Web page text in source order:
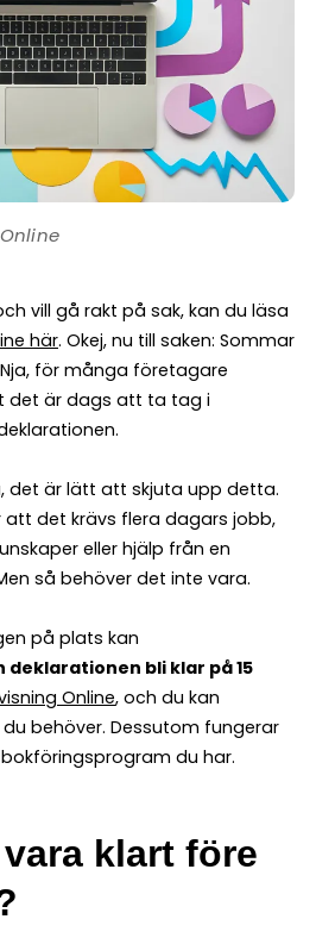
vill gå rakt på sak, kan du läsa
här. Okej, nu till saken: Sommar
för många företagare
det är dags att ta tag i
det är lätt att skjuta upp detta.
det krävs flera dagars jobb,
eller hjälp från en
så behöver det inte vara.
på plats kan
bli klar på 15
Online, och du kan
behöver. Dessutom fungerar
du har.
klart före